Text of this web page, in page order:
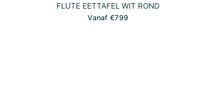
FLUTE EETTAFEL WIT ROND
Vanaf €799